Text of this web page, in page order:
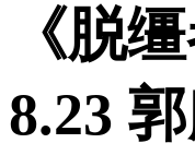
《脱
8.23